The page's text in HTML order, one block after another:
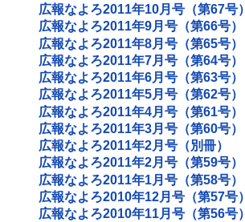
広報なよろ2011年10月号（第67号）
広報なよろ2011年9月号（第66号）
広報なよろ2011年8月号（第65号）
広報なよろ2011年7月号（第64号）
広報なよろ2011年6月号（第63号）
広報なよろ2011年5月号（第62号）
広報なよろ2011年4月号（第61号）
広報なよろ2011年3月号（第60号）
広報なよろ2011年2月号（別冊）
広報なよろ2011年2月号（第59号）
広報なよろ2011年1月号（第58号）
広報なよろ2010年12月号（第57号）
広報なよろ2010年11月号（第56号）